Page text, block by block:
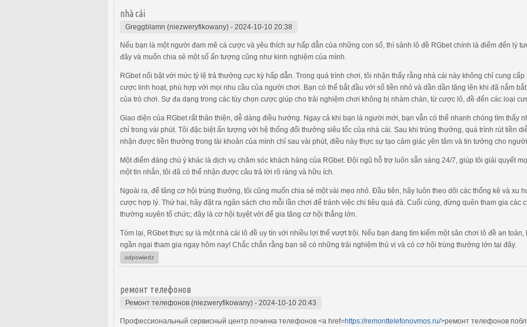
nhà cái
Greggblamn (niezweryfikowany) - 2024-10-10 20:38
Nếu bạn là một người đam mê cá cược và yêu thích sự hấp dẫn của những con số, thì sảnh lô đề RGbet chính là điểm đến lý
đây và muốn chia sẻ một số ấn tượng cũng như kinh nghiệm của mình.
RGbet nổi bật với mức tỷ lệ trả thưởng cực kỳ hấp dẫn. Trong quá trình chơi, tôi nhận thấy rằng nhà cái này không chỉ cung
cược linh hoạt, phù hợp với mọi nhu cầu của người chơi. Bạn có thể bắt đầu với số tiền nhỏ và dần dần tăng lên khi đã nắm
của trò chơi. Sự đa dạng trong các tùy chọn cược giúp cho trải nghiệm chơi không bị nhàm chán, từ cược lô, đề đến các loại
Giao diện của RGbet rất thân thiện, dễ dàng điều hướng. Ngay cả khi bạn là người mới, bạn vẫn có thể nhanh chóng tìm thấy
chỉ trong vài phút. Tôi đặc biệt ấn tượng với hệ thống đổi thưởng siêu tốc của nhà cái. Sau khi trúng thưởng, quá trình rút tiền
nhận được tiền thưởng trong tài khoản của mình chỉ sau vài phút, điều này thực sự tạo cảm giác yên tâm và tin tưởng cho
Một điểm đáng chú ý khác là dịch vụ chăm sóc khách hàng của RGbet. Đội ngũ hỗ trợ luôn sẵn sàng 24/7, giúp tôi giải quyết
một tin nhắn, tôi đã có thể nhận được câu trả lời rõ ràng và hữu ích.
Ngoài ra, để tăng cơ hội trúng thưởng, tôi cũng muốn chia sẻ một vài mẹo nhỏ. Đầu tiên, hãy luôn theo dõi các thống kê và xu
cược hợp lý. Thứ hai, hãy đặt ra ngân sách cho mỗi lần chơi để tránh việc chi tiêu quá đà. Cuối cùng, đừng quên tham gia các
thường xuyên tổ chức; đây là cơ hội tuyệt vời để gia tăng cơ hội thắng lớn.
Tóm lại, RGbet thực sự là một nhà cái lô đề uy tín với nhiều lợi thế vượt trội. Nếu bạn đang tìm kiếm một sân chơi lô đề an
ngần ngại tham gia ngay hôm nay! Chắc chắn rằng bạn sẽ có những trải nghiệm thú vị và có cơ hội trúng thưởng lớn tại đây.
odpowiedz
ремонт телефонов
Ремонт телефонов (niezweryfikowany) - 2024-10-10 20:43
Профессиональный сервисный центр починка телефонов <a href=https://remonttelefonovmos.ru/>ремонт телефонов